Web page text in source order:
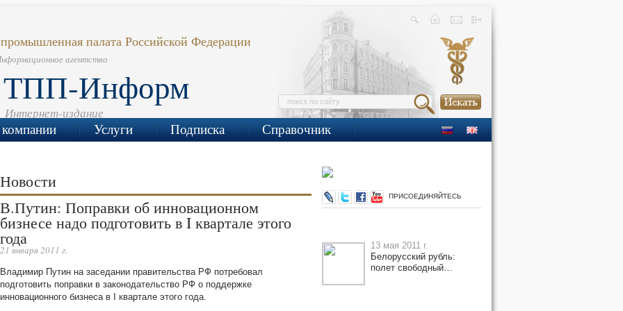
палата Российской Федерации
агентство
ТПП-Информ
Интернет-издание
поиск по сайту
Услуги Подписка Справочник
Новости
В.Путин: Поправки об инновационном
бизнесе надо подготовить в I квартале этого
года
21 января 2011 г.
Владимир Путин на заседании правительства РФ потребовал
подготовить поправки в законодательство РФ о поддержке
инновационного бизнеса в I квартале этого года.
ПРИСОЕДИНЯЙТЕСЬ
13 мая 2011 г.
Белорусский рубль:
полет свободный…